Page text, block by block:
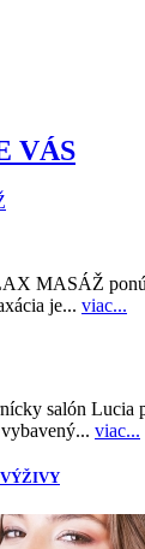
VÁS
MASÁŽ
je... viac...
salón Lucia
viac...
VÝŽIVY